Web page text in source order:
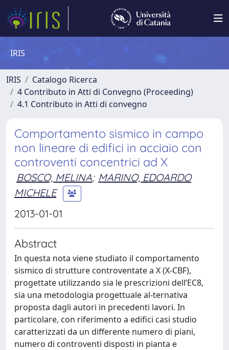
IRIS
IRIS
Catalogo Ricerca
4 Contributo in Atti di Convegno (Proceeding)
4.1 Contributo in Atti di convegno
Comportamento sismico in campo
non lineare di edifici in acciaio con
controventi concentrici ad X
BOSCO, MELINA; MARINO, EDOARDO
MICHELE
2013-01-01
Abstract
In questa nota viene studiato il comportamento
sismico di strutture controventate a X (X-CBF),
progettate utilizzando sia le prescrizioni dell’EC8,
sia una metodologia progettuale al-ternativa
proposta dagli autori in precedenti lavori. In
particolare, con riferimento a edifici casi studio
caratterizzati da un differente numero di piani,
numero di controventi disposti in pianta e